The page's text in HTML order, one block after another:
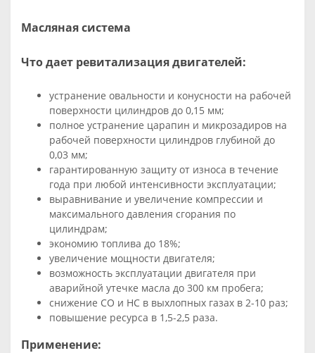
Масляная система
Что дает ревитализация двигателей:
устранение овальности и конусности на рабочей
поверхности цилиндров до 0,15 мм;
полное устранение царапин и микрозадиров на
рабочей поверхности цилиндров глубиной до
0,03 мм;
гарантированную защиту от износа в течение
года при любой интенсивности эксплуатации;
выравнивание и увеличение компрессии и
максимального давления сгорания по
цилиндрам;
экономию топлива до 18%;
увеличение мощности двигателя;
возможность эксплуатации двигателя при
аварийной утечке масла до 300 км пробега;
снижение СО и НС в выхлопных газах в 2-10 раз;
повышение ресурса в 1,5-2,5 раза.
Применение: